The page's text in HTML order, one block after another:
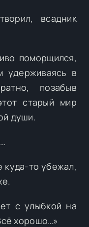
всадник
поморщился,
удерживаясь в
позабыв
старый мир
души.
куда-то убежал,
с улыбкой на
хорошо…»